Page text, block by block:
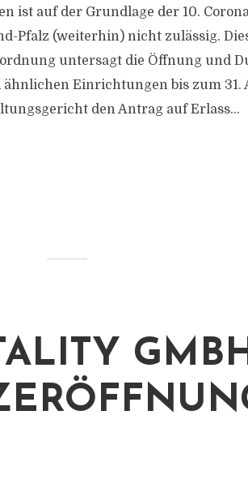
ist auf der Grundlage der 10.
Pfalz (weiterhin) nicht zulässig.
untersagt die Öffnung und
Einrichtungen bis zum 31.
den Antrag auf Erlass...